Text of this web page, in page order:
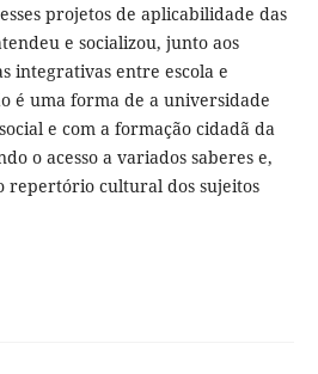
projetos de aplicabilidade das
e socializou, junto aos
integrativas entre escola e
é uma forma de a universidade
e com a formação cidadã da
o acesso a variados saberes e,
repertório cultural dos sujeitos